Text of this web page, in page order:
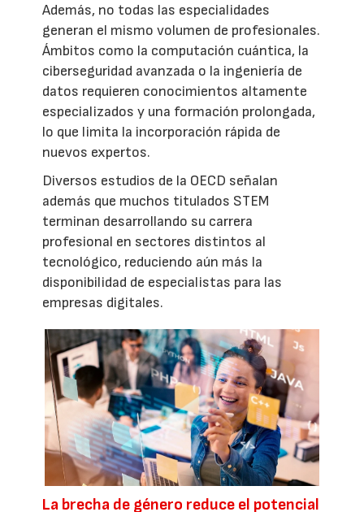
Además, no todas las especialidades
generan el mismo volumen de profesionales.
Ámbitos como la computación cuántica, la
ciberseguridad avanzada o la ingeniería de
datos requieren conocimientos altamente
especializados y una formación prolongada,
lo que limita la incorporación rápida de
nuevos expertos.
Diversos estudios de la OECD señalan
además que muchos titulados STEM
terminan desarrollando su carrera
profesional en sectores distintos al
tecnológico, reduciendo aún más la
disponibilidad de especialistas para las
empresas digitales.
La brecha de género reduce el potencial